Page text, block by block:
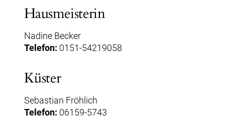
Hausmeisterin
Nadine Becker
Telefon: 0151-54219058
Küster
Sebastian Fröhlich
Telefon: 06159-5743